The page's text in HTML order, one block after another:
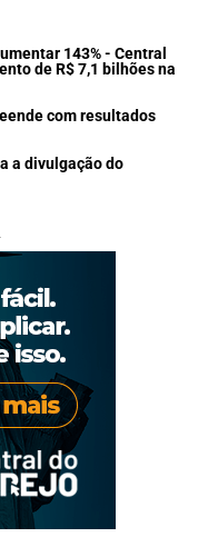
143% - Central
de R$ 7,1 bilhões na
com resultados
a divulgação do